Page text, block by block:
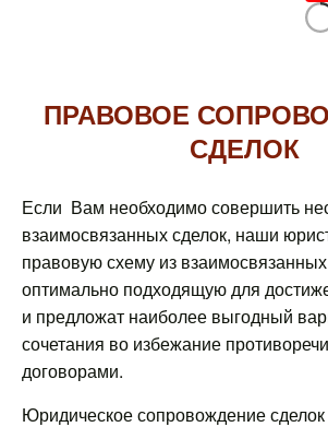
ПРАВОВОЕ
СДЕЛОК
Если Вам необходимо совершить
взаимосвязанных сделок, наши
правовую схему из
оптимально подходящую для
и предложат наиболее выгодный
сочетания во избежание
договорами.
Юридическое сопровождение сделок